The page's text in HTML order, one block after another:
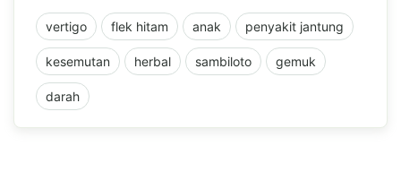
vertigo flek hitam anak penyakit jantung
kesemutan herbal sambiloto gemuk
darah